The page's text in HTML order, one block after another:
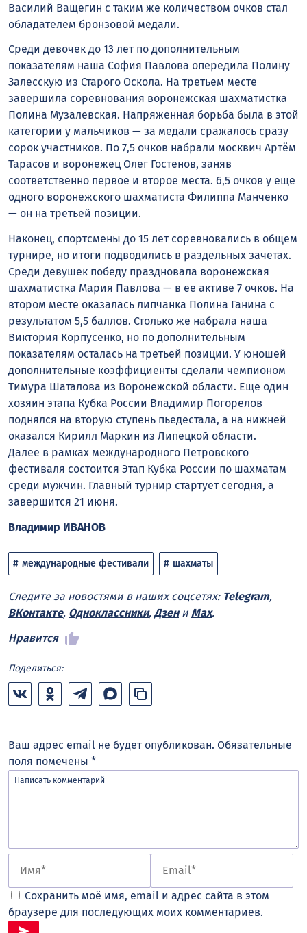
Василий Ващегин с таким же количеством очков стал
обладателем бронзовой медали.
Среди девочек до 13 лет по дополнительным
показателям наша София Павлова опередила Полину
Залесскую из Старого Оскола. На третьем месте
завершила соревнования воронежская шахматистка
Полина Музалевская. Напряженная борьба была в этой
категории у мальчиков — за медали сражалось сразу
сорок участников. По 7,5 очков набрали москвич Артём
Тарасов и воронежец Олег Гостенов, заняв
соответственно первое и второе места. 6,5 очков у еще
одного воронежского шахматиста Филиппа Манченко
— он на третьей позиции.
Наконец, спортсмены до 15 лет соревновались в общем
турнире, но итоги подводились в раздельных зачетах.
Среди девушек победу праздновала воронежская
шахматистка Мария Павлова — в ее активе 7 очков. На
втором месте оказалась липчанка Полина Ганина с
результатом 5,5 баллов. Столько же набрала наша
Виктория Корпусенко, но по дополнительным
показателям осталась на третьей позиции. У юношей
дополнительные коэффициенты сделали чемпионом
Тимура Шаталова из Воронежской области. Еще один
хозяин этапа Кубка России Владимир Погорелов
поднялся на вторую ступень пьедестала, а на нижней
оказался Кирилл Маркин из Липецкой области.
Далее в рамках международного Петровского
фестиваля состоится Этап Кубка России по шахматам
среди мужчин. Главный турнир стартует сегодня, а
завершится 21 июня.
Владимир ИВАНОВ
международные фестивали шахматы
Следите за новостями в наших соцсетях: Telegram,
ВКонтакте, Одноклассники, Дзени Max.
Нравится
Поделиться:
Ваш адрес email не будет опубликован. Обязательные
поля помечены *
Сохранить моё имя, email и адрес сайта в этом
браузере для последующих моих комментариев.